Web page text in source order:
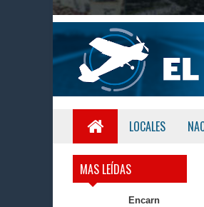
LOCALES
MAS LEÍDAS
Encarn